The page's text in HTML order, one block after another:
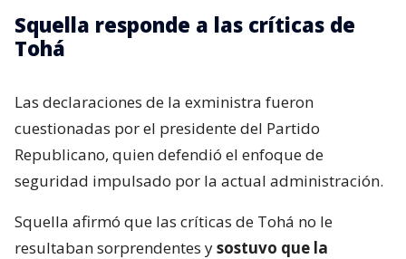
Squella responde a las críticas de
Tohá
Las declaraciones de la exministra fueron
cuestionadas por el presidente del Partido
Republicano, quien defendió el enfoque de
seguridad impulsado por la actual administración.
Squella afirmó que las críticas de Tohá no le
resultaban sorprendentes ysostuvo que la